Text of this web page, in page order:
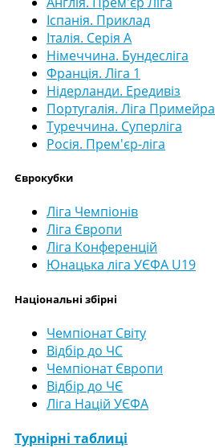
Іспанія. Приклад
Італія. Серія А
Німеччина. Бундесліга
Франція. Ліга 1
Нідерланди. Ередивіз
Португалія. Ліга Примейра
Туреччина. Суперліга
Росія. Прем'єр-ліга
Єврокубки
Ліга Чемпіонів
Ліга Європи
Ліга Конференцій
Юнацька ліга УЄФА U19
Національні збірні
Чемпіонат Світу
Відбір до ЧС
Чемпіонат Європи
Відбір до ЧЄ
Ліга Націй УЄФА
Турнірні таблиці